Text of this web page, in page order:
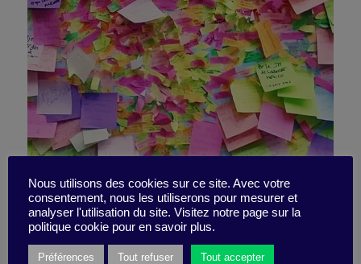
1 hour 12 minutes of
“genuine productivity”
Nous utilisons des cookies sur ce site. Avec votre
consentement, nous les utiliserons pour mesurer et
analyser l'utilisation du site. Visitez notre page sur la
politique cookie pour en savoir plus.
Préférences Tout refuser Tout accepter